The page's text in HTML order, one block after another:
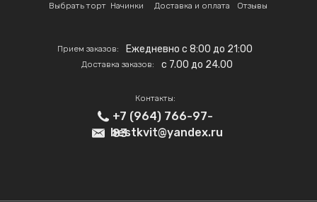
Контакты:
Выбрать торт Начинки Доставка и оплата Отзывы
Прием заказов: Ежедневно с 8:00 до 21:00
Доставка заказов: c 7.00 до 24.00
bestkvit@yandex.ru
+7 (964) 766-97-
83